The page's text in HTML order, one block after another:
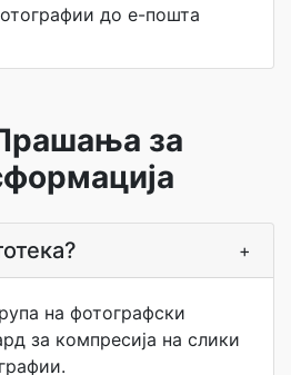
до е-пошта
за
+
на фотографски
за компресија на слики